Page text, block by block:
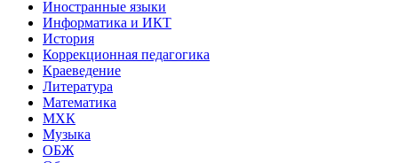
Иностранные языки
Информатика и ИКТ
История
Коррекционная педагогика
Краеведение
Литература
Математика
МХК
Музыка
ОБЖ